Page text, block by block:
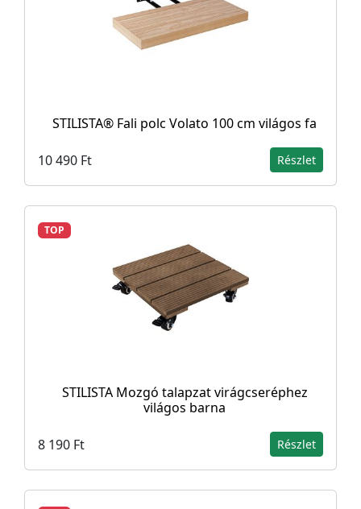
STILISTA® Fali polc Volato 100 cm világos fa
10 490 Ft Részlet
TOP
STILISTA Mozgó talapzat virágcseréphez
világos barna
8 190 Ft Részlet